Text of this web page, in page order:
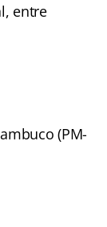
entre
(PM-